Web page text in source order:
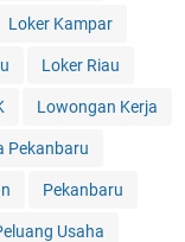
Loker Kampar
Loker Riau
Lowongan Kerja
Pekanbaru
Pekanbaru
Usaha